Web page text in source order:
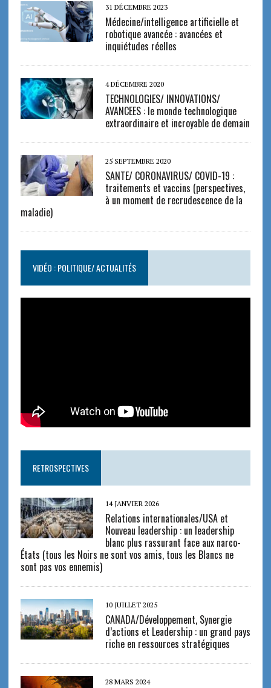
31 DÉCEMBRE 2023
Médecine/intelligence artificielle et
robotique avancée : avancées et
inquiétudes réelles
4 DÉCEMBRE 2020
TECHNOLOGIES/ INNOVATIONS/
AVANCEES : le monde technologique
extraordinaire et incroyable de demain
25 SEPTEMBRE 2020
SANTE/ CORONAVIRUS/ COVID-19 :
traitements et vaccins (perspectives,
à un moment de recrudescence de la
maladie)
VIDÉO : POLITIQUE/ ACTUALITÉS
RETROSPECTIVES
14 JANVIER 2026
Relations internationales/USA et
Nouveau leadership : un leadership
blanc plus rassurant face aux narco-
États (tous les Noirs ne sont vos amis, tous les Blancs ne
sont pas vos ennemis)
10 JUILLET 2025
CANADA/Développement, Synergie
d’actions et Leadership : un grand pays
riche en ressources stratégiques
28 MARS 2024